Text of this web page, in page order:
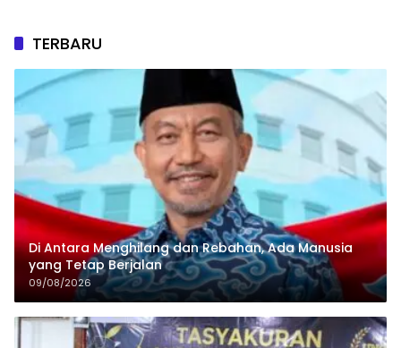
TERBARU
Di Antara Menghilang dan Rebahan, Ada Manusia
yang Tetap Berjalan
09/08/2026